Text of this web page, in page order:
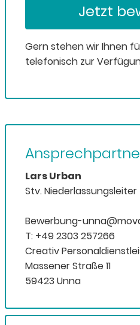
Jetzt
Gern stehen wir Ihnen
telefonisch zur
Lars Urban
Stv. Niederlassungsleiter
Bewerbung-
T: +49 2303 257266
Creativ
Massener Straße 11
59423 Unna